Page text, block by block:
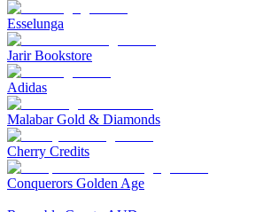
Esselunga
Jarir Bookstore
Adidas
Malabar Gold & Diamonds
Cherry Credits
Conquerors Golden Age